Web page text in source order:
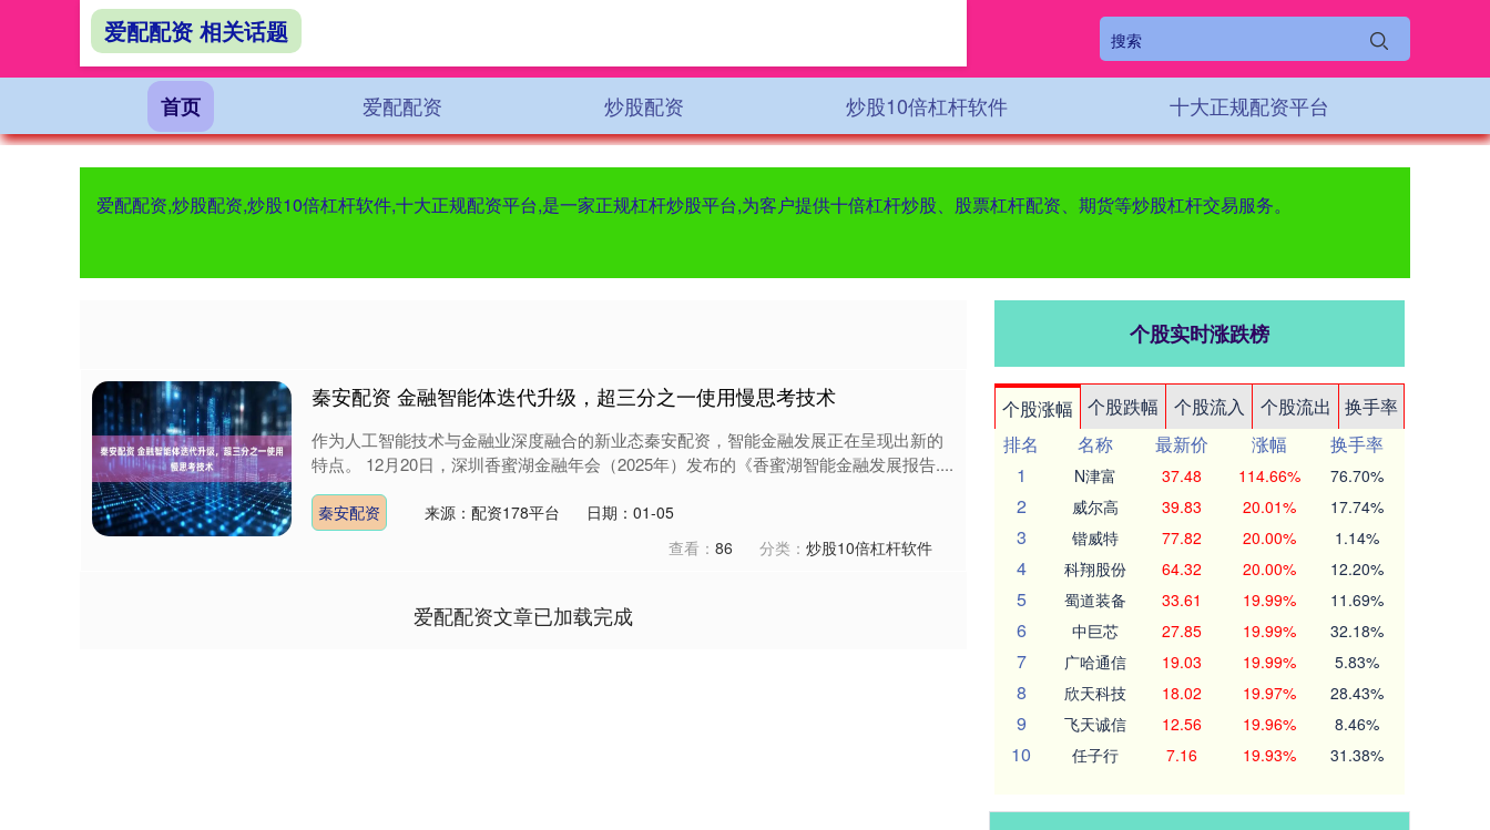
首页 爱配配资 炒股配资 炒股10倍杠杆软件 十大正规配资平台
爱配配资,炒股配资,炒股10倍杠杆软件,十大正规配资平台,是一家正规杠杆炒股平台,为客户提供十倍杠杆炒股、股票杠杆配资、期货等炒股杠杆交易服务。
爱配配资 相关话题
秦安配资 金融智能体迭代升级，超三分之一使用慢思考技术
作为人工智能技术与金融业深度融合的新业态秦安配资，智能金融发展正在呈现出新的
特点。 12月20日，深圳香蜜湖金融年会（2025年）发布的《香蜜湖智能金融发展报告....
秦安配资 来源：配资178平台
日期：01-05
查看： 86 分类： 炒股10倍杠杆软件
爱配配资文章已加载完成
个股实时涨跌榜
个股涨幅 个股跌幅 个股流入 个股流出
换手率
排名
名称 最新价 涨幅
换手率
1
N津富 37.48 114.66% 76.70%
2 威尔高 39.83 20.01% 17.74%
3 锴威特 77.82 20.00% 1.14%
4 科翔股份 64.32 20.00% 12.20%
5 蜀道装备 33.61 19.99% 11.69%
6 中巨芯 27.85 19.99% 32.18%
7 广哈通信 19.03 19.99% 5.83%
8 欣天科技 18.02 19.97% 28.43%
9 飞天诚信 12.56 19.96% 8.46%
10 任子行 7.16 19.93% 31.38%